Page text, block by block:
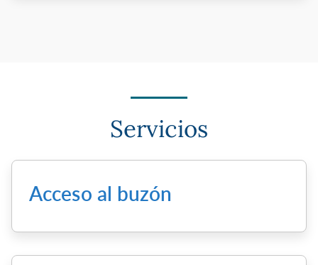
Servicios
Acceso al buzón